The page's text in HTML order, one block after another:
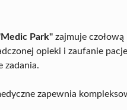
Park" zajmuje
opieki i zaufanie
zadania.
zapewnia